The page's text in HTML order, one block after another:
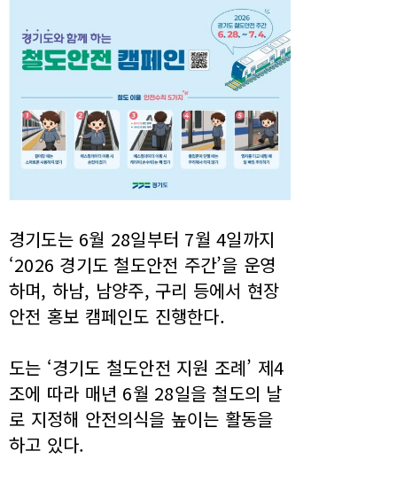
경기도는 6월 28일부터 7월 4일까지
‘2026 경기도 철도안전 주간’을 운영
하며, 하남, 남양주, 구리 등에서 현장
안전 홍보 캠페인도 진행한다.
도는 ‘경기도 철도안전 지원 조례’ 제4
조에 따라 매년 6월 28일을 철도의 날
로 지정해 안전의식을 높이는 활동을
하고 있다.